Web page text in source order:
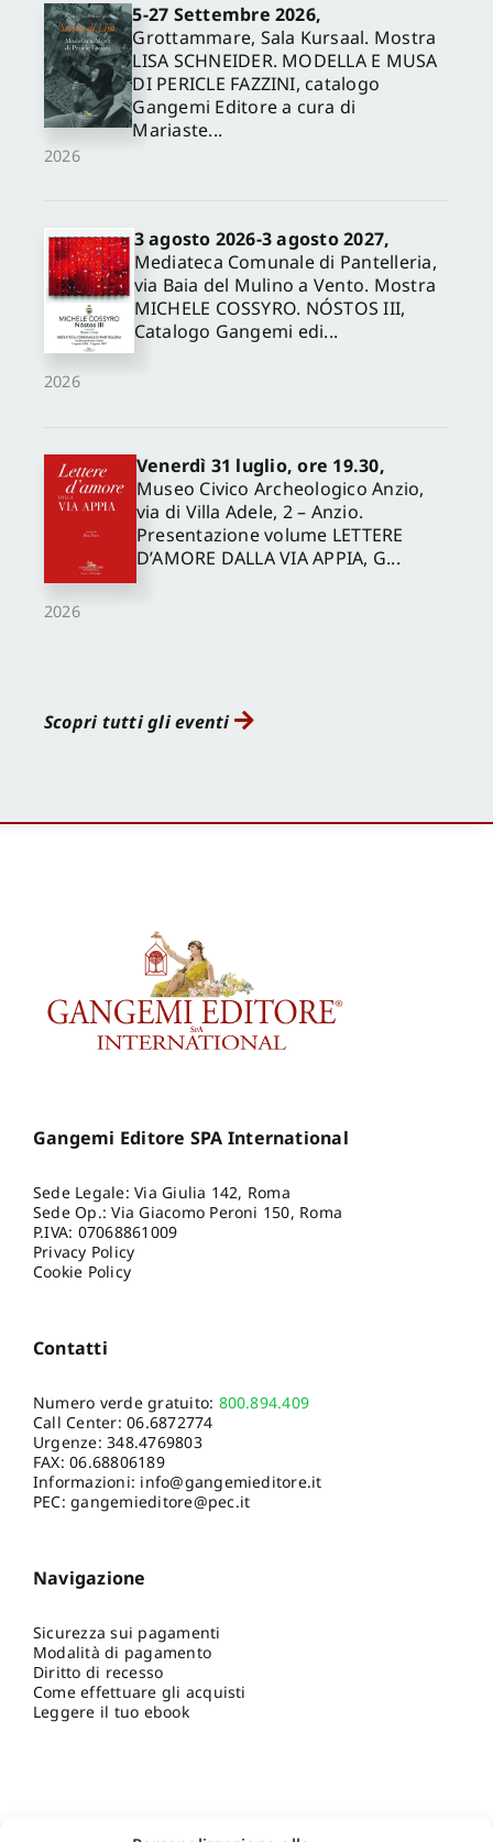
2026
5-27 Settembre 2026,
Grottammare, Sala Kursaal. Mostra
LISA SCHNEIDER. MODELLA E MUSA
DI PERICLE FAZZINI, catalogo
Gangemi Editore a cura di
Mariaste...
2026
3 agosto 2026-3 agosto 2027,
Mediateca Comunale di Pantelleria,
via Baia del Mulino a Vento. Mostra
MICHELE COSSYRO. NÓSTOS III,
Catalogo Gangemi edi...
2026
Venerdì 31 luglio, ore 19.30,
Museo Civico Archeologico Anzio,
via di Villa Adele, 2 – Anzio.
Presentazione volume LETTERE
D’AMORE DALLA VIA APPIA, G...
Scopri tutti gli eventi
Gangemi Editore SPA International
Sede Legale: Via Giulia 142, Roma
Sede Op.: Via Giacomo Peroni 150, Roma
P.IVA: 07068861009
Privacy Policy
Cookie Policy
Contatti
Numero verde gratuito: 800.894.409
Call Center:06.6872774
Urgenze:348.4769803
FAX: 06.68806189
Informazioni: info@gangemieditore.it
PEC: gangemieditore@pec.it
Navigazione
Sicurezza sui pagamenti
Modalità di pagamento
Diritto di recesso
Come effettuare gli acquisti
Leggere il tuo ebook